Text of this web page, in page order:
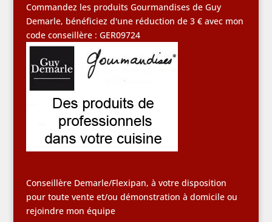
Commandez les produits Gourmandises de Guy
Demarle, bénéficiez d'une réduction de 3 € avec mon
code conseillère : GER09724
Conseillère Demarle/Flexipan, à votre disposition
pour toute vente et/ou démonstration à domicile ou
rejoindre mon équipe